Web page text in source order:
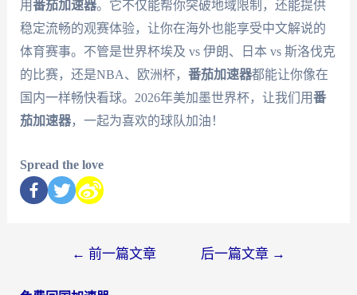
用番茄加速器。它不仅能帮你突破地域限制，还能提供
稳定流畅的观赛体验，让你在海外也能享受中文解说的
体育赛事。不管是世界杯埃及 vs 伊朗、日本 vs 斯洛伐克
的比赛，还是NBA、欧洲杯， 番茄加速器都能让你像在
国内一样畅快看球。2026年美加墨世界杯，让我们用番
茄加速器，一起为喜欢的球队加油！
Spread the love
← 前一篇文章 后一篇文章 →